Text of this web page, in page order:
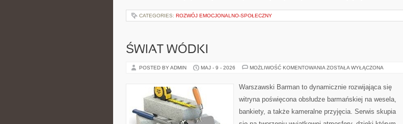
CATEGORIES: ROZWÓJ EMOCJONALNO-SPOŁECZNY
ŚWIAT WÓDKI
POSTED BY ADMIN MAJ - 9 - 2026 MOŻLIWOŚĆ KOMENTOWANIA ŚWIAT
ZOSTAŁA WYŁĄCZONA
Warszawski Barman to dynamicznie rozwijająca się
witryna poświęcona obsłudze barmańskiej na wesela,
bankiety, a także kameralne przyjęcia. Serwis skupia